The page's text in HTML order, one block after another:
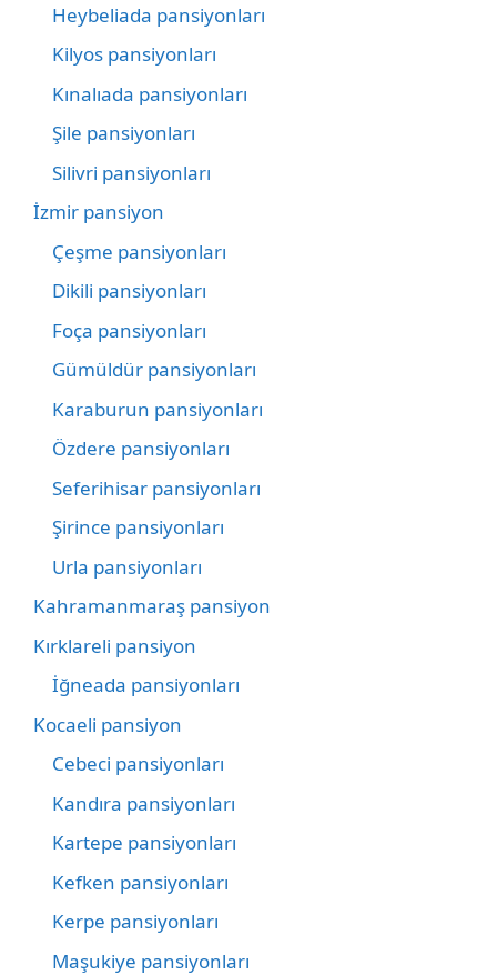
Heybeliada pansiyonları
Kilyos pansiyonları
Kınalıada pansiyonları
Şile pansiyonları
Silivri pansiyonları
İzmir pansiyon
Çeşme pansiyonları
Dikili pansiyonları
Foça pansiyonları
Gümüldür pansiyonları
Karaburun pansiyonları
Özdere pansiyonları
Seferihisar pansiyonları
Şirince pansiyonları
Urla pansiyonları
Kahramanmaraş pansiyon
Kırklareli pansiyon
İğneada pansiyonları
Kocaeli pansiyon
Cebeci pansiyonları
Kandıra pansiyonları
Kartepe pansiyonları
Kefken pansiyonları
Kerpe pansiyonları
Maşukiye pansiyonları